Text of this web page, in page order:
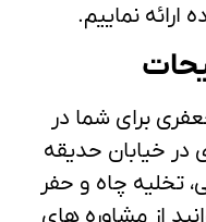
ارائه نماییم.
برای شما در
در خیابان حدیقه
تخلیه چاه و حفر
از مشاوره های